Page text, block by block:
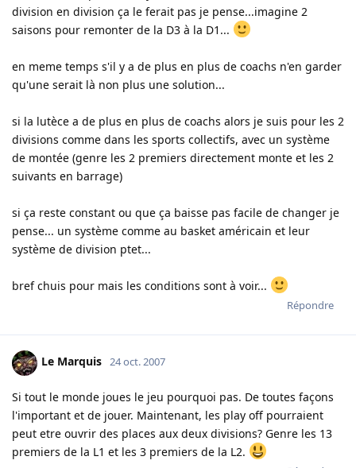
division en division ça le ferait pas je pense...imagine 2
saisons pour remonter de la D3 à la D1...
en meme temps s'il y a de plus en plus de coachs n'en garder
qu'une serait là non plus une solution...
si la lutèce a de plus en plus de coachs alors je suis pour les 2
divisions comme dans les sports collectifs, avec un système
de montée (genre les 2 premiers directement monte et les 2
suivants en barrage)
si ça reste constant ou que ça baisse pas facile de changer je
pense... un système comme au basket américain et leur
système de division ptet...
bref chuis pour mais les conditions sont à voir...
Répondre
Le Marquis 24 oct. 2007
Si tout le monde joues le jeu pourquoi pas. De toutes façons
l'important et de jouer. Maintenant, les play off pourraient
peut etre ouvrir des places aux deux divisions? Genre les 13
premiers de la L1 et les 3 premiers de la L2.